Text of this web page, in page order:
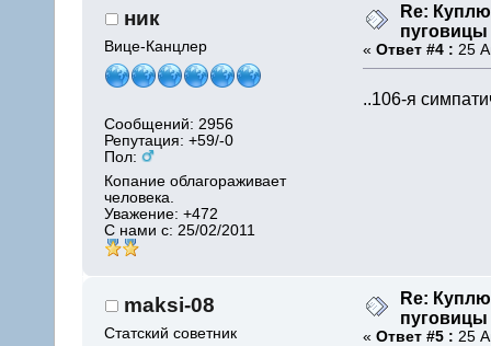
ник
Вице-Канцлер
Сообщений: 2956
Репутация: +59/-0
Пол:
Копание облагораживает
человека.
Уважение:+472
С нами с: 25/02/2011
Re:
« Ответ #4 : 25
..106-я
maksi-08
Статский советник
Re:
« Ответ #5 : 25